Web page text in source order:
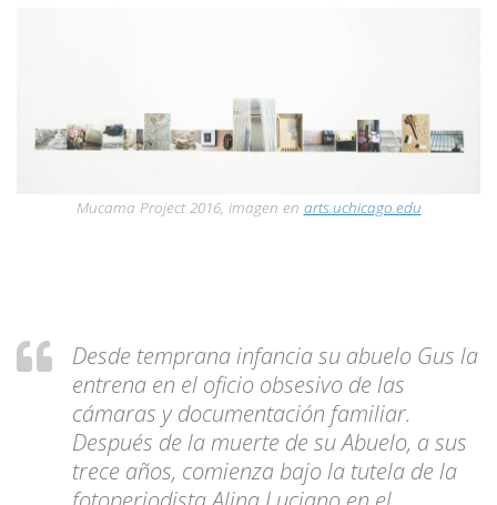
Mucama Project2016, imagen en arts.uchicago.edu
Desde temprana infancia su abuelo Gus la
entrena en el oficio obsesivo de las
cámaras y documentación familiar.
Después de la muerte de su Abuelo, a sus
trece años, comienza bajo la tutela de la